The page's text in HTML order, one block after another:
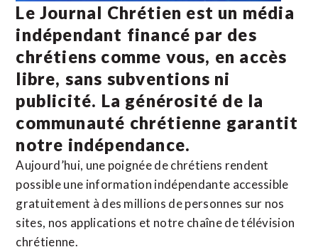
Le Journal Chrétien est un média
indépendant financé par des
chrétiens comme vous, en accès
libre, sans subventions ni
publicité. La générosité de la
communauté chrétienne garantit
notre indépendance.
Aujourd’hui, une poignée de chrétiens rendent
possible une information indépendante accessible
gratuitement à des millions de personnes sur nos
sites, nos applications et notre chaîne de télévision
chrétienne.